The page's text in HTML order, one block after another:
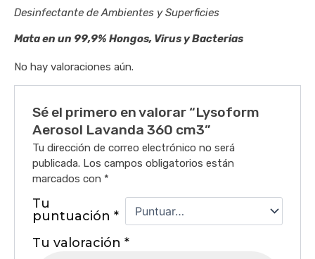
Desinfectante de Ambientes y Superficies
Mata en un 99,9% Hongos, Virus y Bacterias
No hay valoraciones aún.
Sé el primero en valorar “Lysoform
Aerosol Lavanda 360 cm3”
Tu dirección de correo electrónico no será
publicada. Los campos obligatorios están
marcados con *
Tu
puntuación*
Tu valoración*